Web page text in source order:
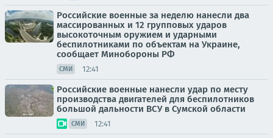
Российские военные за неделю нанесли два
массированных и 12 групповых ударов
высокоточным оружием и ударными
беспилотниками по объектам на Украине,
сообщает Минобороны РФ
СМИ 12:41
Российские военные нанесли удар по месту
производства двигателей для беспилотников
большой дальности ВСУ в Сумской области
СМИ 12:41